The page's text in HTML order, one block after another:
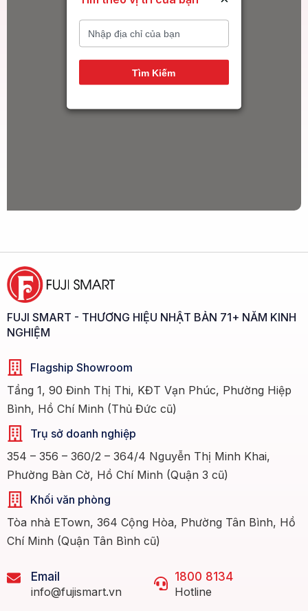
14
Tìm Kiếm
FUJI SMART - THƯƠNG HIỆU NHẬT BẢN 71+ NĂM KINH
NGHIỆM
Flagship Showroom
Tầng 1, 90 Đinh Thị Thi, KĐT Vạn Phúc, Phường Hiệp
Bình, Hồ Chí Minh (Thủ Đức cũ)
Trụ sở doanh nghiệp
354 – 356 – 360/2 – 364/4 Nguyễn Thị Minh Khai,
Phường Bàn Cờ, Hồ Chí Minh (Quận 3 cũ)
Khối văn phòng
Tòa nhà ETown, 364 Cộng Hòa, Phường Tân Bình, Hồ
Chí Minh (Quận Tân Bình cũ)
1800 8134
Hotline
Email
info@fujismart.vn